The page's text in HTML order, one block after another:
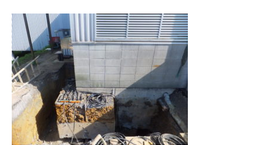
新着情報
よくある質問
採用情報
お問い合わせ